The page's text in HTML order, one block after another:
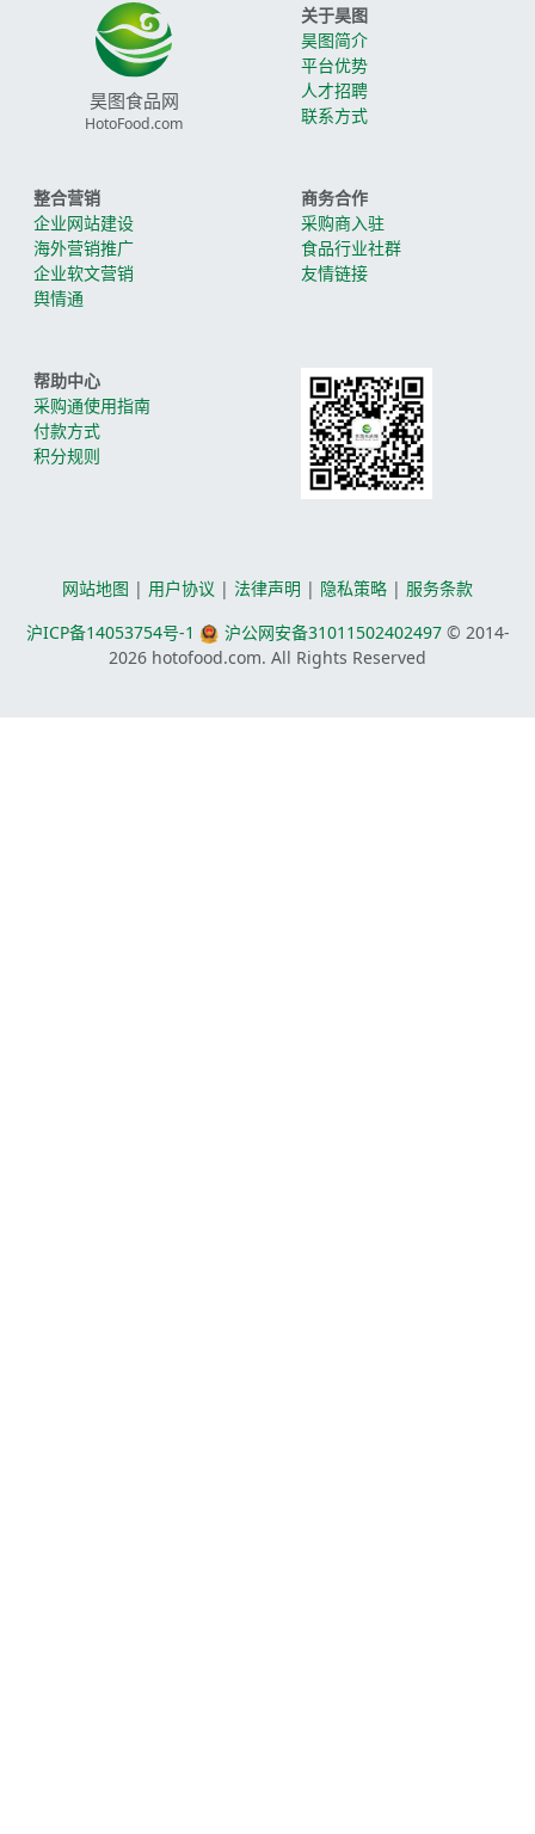
昊图食品网
HotoFood.com
关于昊图
昊图简介
平台优势
人才招聘
联系方式
整合营销
企业网站建设
海外营销推广
企业软文营销
舆情通
商务合作
采购商入驻
食品行业社群
友情链接
帮助中心
采购通使用指南
付款方式
积分规则
网站地图 | 用户协议 | 法律声明 | 隐私策略 | 服务条款
沪ICP备14053754号-1
沪公网安备31011502402497© 2014-
2026 hotofood.com. All Rights Reserved